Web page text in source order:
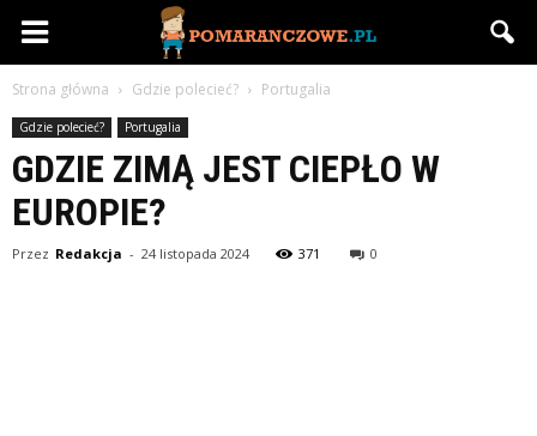
Pomaranczowe.pl
Strona główna Gdzie polecieć? Portugalia
Gdzie polecieć? Portugalia
GDZIE ZIMĄ JEST CIEPŁO W
EUROPIE?
Przez Redakcja - 24 listopada 2024 371 0